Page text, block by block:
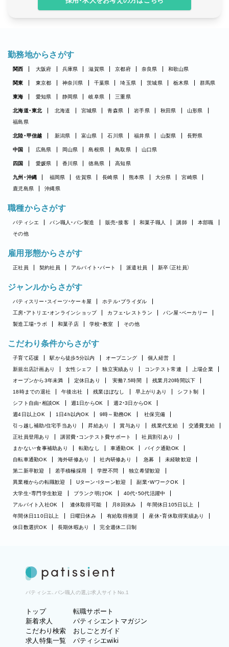
勤務地からさがす
関西 大阪府 兵庫県 滋賀県 京都府 奈良県 和歌山県
関東 東京都 神奈川県 千葉県 埼玉県 茨城県 栃木県 群馬県
東海 愛知県 静岡県 岐阜県 三重県
北海道・東北 北海道 宮城県 青森県 岩手県 秋田県
山形県
福島県
北陸・甲信越 新潟県 富山県 石川県 福井県 山梨県 長野県
中国 広島県 岡山県 島根県 鳥取県 山口県
四国 愛媛県 香川県 徳島県 高知県
九州・沖縄 福岡県 佐賀県 長崎県 熊本県 大分県
宮崎県
鹿児島県
沖縄県
職種からさがす
パティシエ パン職人・パン製造 販売・接客 和菓子職人 講師
本部職
その他
雇用形態からさがす
正社員 契約社員 アルバイト・パート 派遣社員 新卒（正社員）
ジャンルからさがす
パティスリー・スイーツ・ケーキ屋
ホテル・ブライダル
工房・アトリエ・オンラインショップ
カフェ・レストラン
パン屋・ベーカリー
製造工場・ラボ
和菓子店 学校・教室 その他
こだわり条件からさがす
子育て応援 駅から徒歩5分以内 オープニング
個人経営
新規出店計画あり
女性シェフ 独立実績あり コンテスト常連
上場企業
オープンから3年未満
定休日あり 実働7.5時間
残業月20時間以下
18時までの退社
午後出社 残業ほぼなし 早上がりあり
シフト制
シフト自由・相談OK
週1日からOK
週2・3日からOK
週4日以上OK
1日4h以内OK 9時～勤務OK
社保完備
引っ越し補助/住宅手当あり
昇給あり 賞与あり 残業代支給
交通費支給
正社員登用あり
講習費・コンテスト費サポート
社員割引あり
まかない・食事補助あり
転勤なし 車通勤OK
バイク通勤OK
自転車通勤OK
海外研修あり 社内研修あり 急募
未経験歓迎
第二新卒歓迎
若手積極採用 学歴不問
独立希望歓迎
異業種からの転職歓迎
Uターン・Iターン歓迎
副業・WワークOK
大学生・専門学生歓迎
ブランク明けOK
40代・50代活躍中
アルバイト入社OK
連休取得可能 月8回休み
年間休日105日以上
年間休日110日以上
日曜日休み 有給取得推奨
産休・育休取得実績あり
休日数選択OK
長期休暇あり 完全週休二日制
パティシエ、パン職人の選ぶ求人サイトNo.1
トップ
新着求人
こだわり検索
求人特集一覧
転職サポート
パティシエントマガジン
おしごとガイド
パティシエwiki